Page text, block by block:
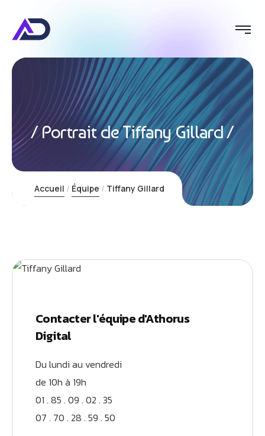
Portrait de Tiffany Gillard
Accueil Équipe Tiffany Gillard
Contacter l'équipe d'Athorus
Digital
Du lundi au vendredi
de 10h à 19h
01 . 85 . 09 . 02 . 35
07 . 70 . 28 . 59 . 50